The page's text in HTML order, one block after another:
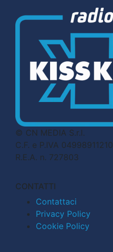
© CN MEDIA S.r.l.
C.F. e P.IVA 04998911210
R.E.A. n. 727803
CONTATTI
Contattaci
Privacy Policy
Cookie Policy